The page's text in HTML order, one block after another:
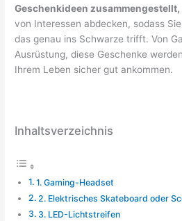
Geschenkideen zusammengestellt,
von Interessen abdecken, sodass
das genau ins Schwarze trifft. Von
Ausrüstung, diese Geschenke
Ihrem Leben sicher gut ankommen.
Inhaltsverzeichnis
1. Gaming-Headset
2. Elektrisches Skateboard oder
3. LED-Lichtstreifen